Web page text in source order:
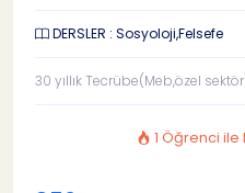
DERSLER : Sosyoloji,Felsefe
30 yıllık Tecrübe(Meb,özel
1 Öğrenci ile